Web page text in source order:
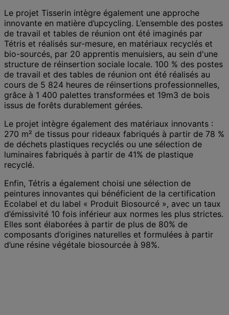
Le projet Tisserin intègre également une approche
innovante en matière d’upcycling. L’ensemble des postes
de travail et tables de réunion ont été imaginés par
Tétris et réalisés sur-mesure, en matériaux recyclés et
bio-sourcés, par 20 apprentis menuisiers, au sein d'une
structure de réinsertion sociale locale. 100 % des postes
de travail et des tables de réunion ont été réalisés au
cours de 5 824 heures de réinsertions professionnelles,
grâce à 1 400 palettes transformées et 19m3 de bois
issus de forêts durablement gérées.
Le projet intègre également des matériaux innovants :
270 m² de tissus pour rideaux fabriqués à partir de 78 %
de déchets plastiques recyclés ou une sélection de
luminaires fabriqués à partir de 41% de plastique
recyclé.
Enfin, Tétris a également choisi une sélection de
peintures innovantes qui bénéficient de la certification
Ecolabel et du label « Produit Biosourcé », avec un taux
d’émissivité 10 fois inférieur aux normes les plus strictes.
Elles sont élaborées à partir de plus de 80% de
composants d’origines naturelles et formulées à partir
d’une résine végétale biosourcée à 98%.